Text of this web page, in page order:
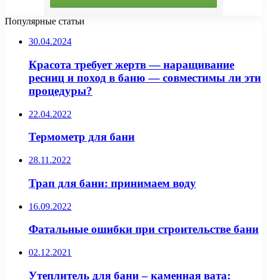
Популярные статьи
30.04.2024
Красота требует жертв — наращивание
ресниц и поход в баню — совместимы ли эти
процедуры?
22.04.2022
Термометр для бани
28.11.2022
Трап для бани: принимаем воду
16.09.2022
Фатальные ошибки при строительстве бани
02.12.2021
Утеплитель для бани – каменная вата: